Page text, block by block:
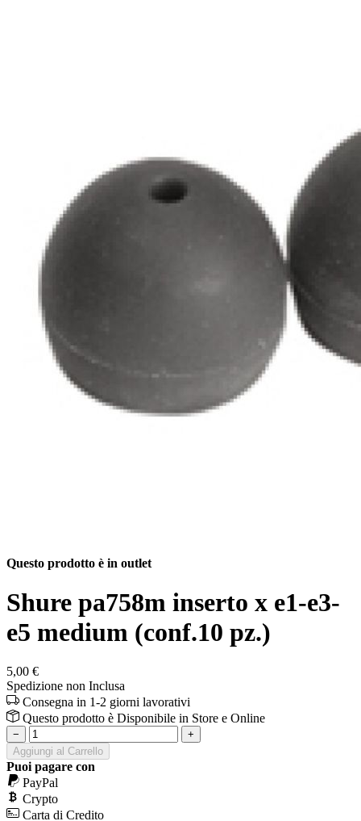
Questo prodotto è in outlet
Shure pa758m inserto x e1-e3-
e5 medium (conf.10 pz.)
5,00 €
Spedizione non Inclusa
Consegna in 1-2 giorni lavorativi
Questo prodotto è Disponibile in Store e Online
−
+
Aggiungi al Carrello
Puoi pagare con
PayPal
Crypto
Carta di Credito